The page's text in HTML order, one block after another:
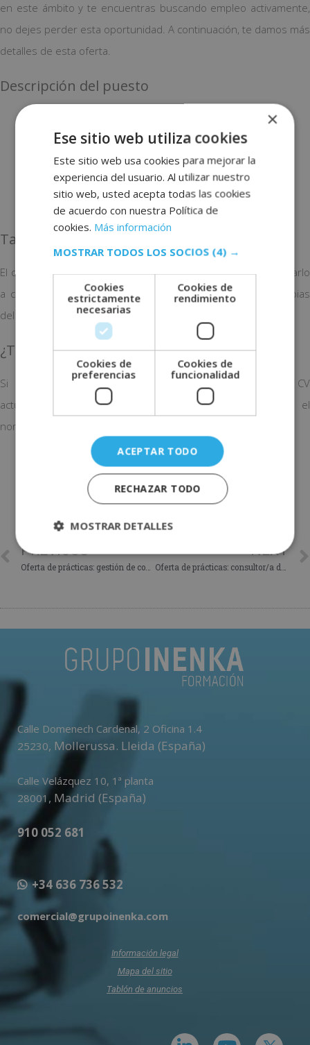
en este ámbito y te encuentras buscando empleo activamente,
no dejes perder esta oportunidad. A continuación, te damos más
detalles de esta oferta.
Descripción del puesto
Empresa: Eurofirms
Horario: Media jornada.
Fecha límite de candidatura: 10 de enero de 2022.
Localización: Provincia de Pontevedra.
Tareas a realizar
El candidato/a realizará se dedicará a cortar jamón y presentarlo
a clientes en espacios comerciales, entre otras tareas propias
del puesto.
¿Te interesa esta oferta de empleo?
Si quieres postular a este puesto de trabajo, envía tu CV
actualizado a
porrino@eurofirms.com
Recuerda indicar el
nombre de esta oferta en el asunto del correo. ¡Suerte!
PREVIOUS
Oferta de prácticas: gestión de comunidades y de siniestros
NEXT
Oferta de prácticas: consultor/a de RRHH
Calle Domenech Cardenal, 2 Oficina 1.4
25230, Mollerussa. Lleida (España)
Calle Velázquez 10, 1ª planta
28001, Madrid (España)
910 052 681
+34 636 736 532
comercial@grupoinenka.com
Información legal
Mapa del sitio
Tablón de anuncios
×
Ese sitio web utiliza cookies
Este sitio web usa cookies para mejorar la
experiencia del usuario. Al utilizar nuestro
sitio web, usted acepta todas las cookies
de acuerdo con nuestra Política de
cookies. Más información
MOSTRAR TODOS LOS SOCIOS (4) →
Cookies
estrictamente
necesarias
Cookies de
rendimiento
Cookies de
preferencias
Cookies de
funcionalidad
ACEPTAR TODO
RECHAZAR TODO
MOSTRAR DETALLES